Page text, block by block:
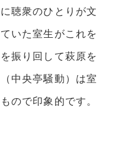
聴衆のひとりが文
いた室生がこれを
振り回して萩原を
中央亭騒動）は室
ので印象的です。